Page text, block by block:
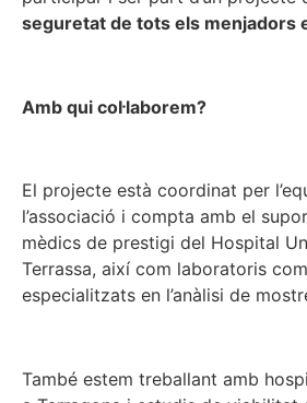
seguretat de tots els menjadors
Amb qui col·laborem?
El projecte està coordinat per
l’associació i compta amb el
mèdics de prestigi del Hospital
Terrassa, així com laboratoris
especialitzats en l’anàlisi de
També estem treballant amb